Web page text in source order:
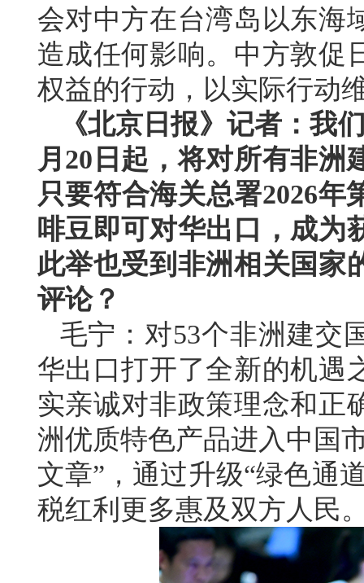
会对中方在台湾岛以东海
造成任何影响。中方敦促
权益的行动，以实际行动
《北京日报》记者：我
月20日起，将对所有非洲
只要符合海关总署2026年
啡豆即可对华出口，成为
此举也受到非洲相关国家
评论？
毛宁：对53个非洲建交
华出口打开了全新的机遇
实亲诚对非政策理念和正
洲优质特色产品进入中国
文章”，通过升级“绿色通
税红利更多惠及双方人民